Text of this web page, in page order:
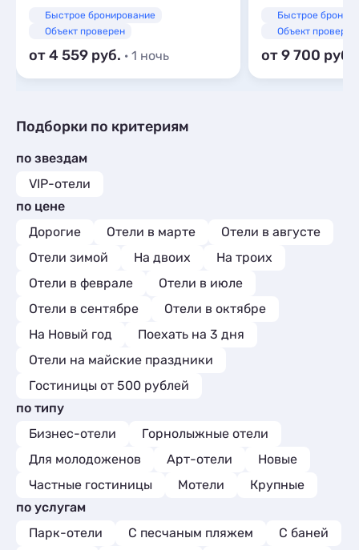
Быстрое бронирование
Объект проверен
от 4 559 · 1 ночь
Быстрое
Объект проверен
от 9 700
Подборки по критериям
по звездам
VIP-отели
по цене
Дорогие
Отели в марте
Отели в августе
Отели зимой
На двоих
На троих
Отели в феврале
Отели в июле
Отели в сентябре
Отели в октябре
На Новый год
Поехать на 3 дня
Отели на майские праздники
Гостиницы от 500 рублей
по типу
Бизнес-отели
Горнолыжные отели
Для молодоженов
Арт-отели
Новые
Частные гостиницы
Мотели
Крупные
по услугам
Парк-отели
С песчаным пляжем
С баней